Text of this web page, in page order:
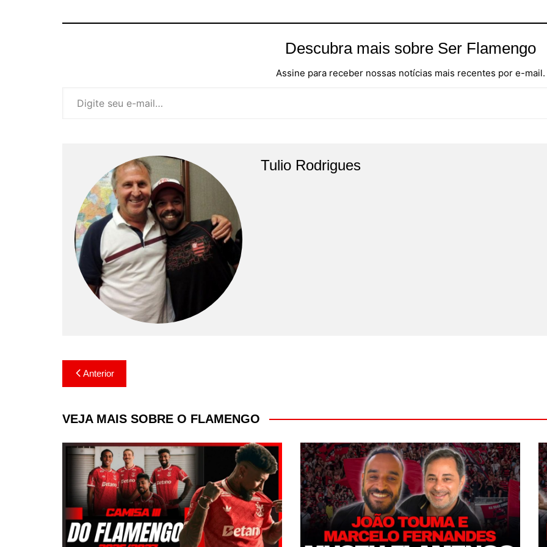
Descubra mais sobre Ser Flamengo
Assine para receber nossas notícias mais recentes por e-mail.
Tulio Rodrigues
Navegação
de
Post
Anterior
VEJA MAIS SOBRE O FLAMENGO